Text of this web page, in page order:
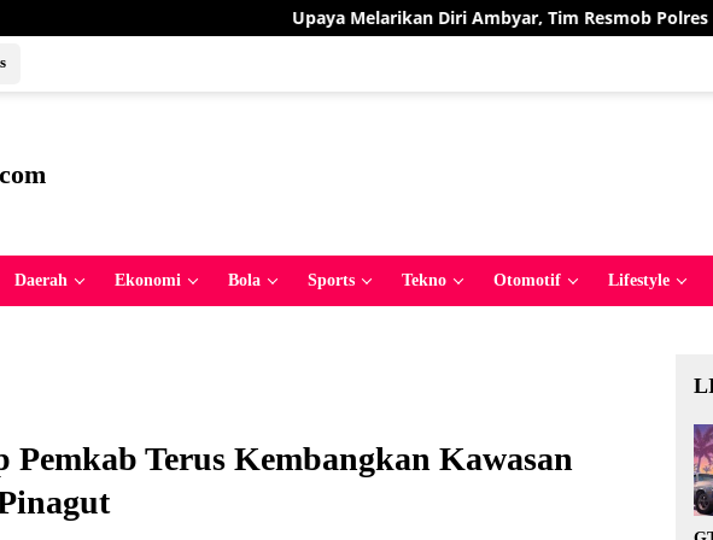
Upaya Melarikan Diri Ambyar, Tim Resmob Polres Bolmut Bekuk Pelaku
Daerah Ekonomi Bola Sports Tekno Otomotif Lifestyle
Pemkab Terus Kembangkan Kawasan